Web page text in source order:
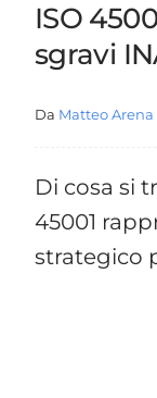
ISO
sgravi
Da Matteo Arena
Di cosa si
45001
strategico